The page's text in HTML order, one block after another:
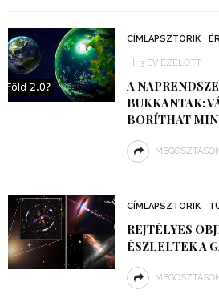
CÍMLAPSZTORIK
3 ÉV EZELŐTT
A
BUKKANTAK:
BORÍTHAT
CÍMLAPSZTORIK
REJTÉLYES
ÉSZLELTEK A